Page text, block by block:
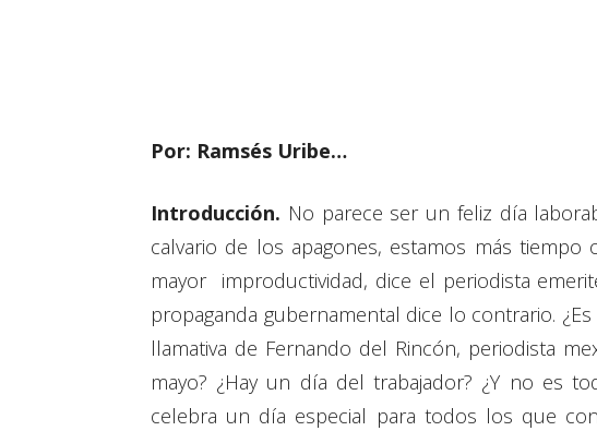
Por: Ramsés Uribe…
Introducción. No parece ser un feliz día
calvario de los apagones, estamos más
mayor improductividad, dice el periodista
propaganda gubernamental dice lo contrario.
llamativa de Fernando del Rincón, periodista
mayo? ¿Hay un día del trabajador? ¿Y no es
celebra un día especial para todos los que